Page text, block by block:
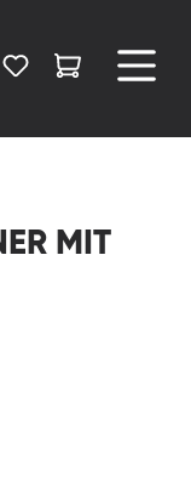
MIT